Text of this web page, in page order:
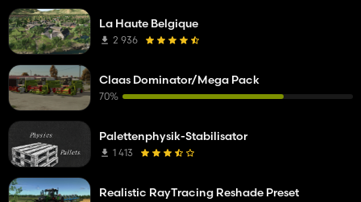
La Haute Belgique
2 936
Claas Dominator/Mega Pack
70%
Palettenphysik-Stabilisator
1 413
Realistic RayTracing Reshade Preset